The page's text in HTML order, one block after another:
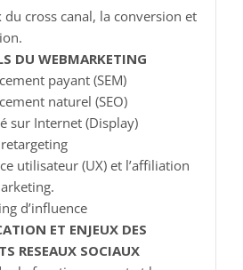
du cross canal, la conversion et
DU WEBMARKETING
payant (SEM)
naturel (SEO)
sur Internet (Display)
utilisateur (UX) et l’affiliation
d’influence
ET ENJEUX DES
RESEAUX SOCIAUX